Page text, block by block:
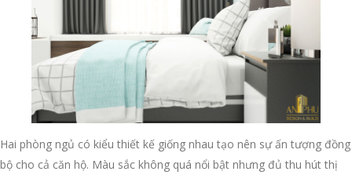
Hai phòng ngủ có kiểu thiết kế giống nhau tạo nên sự ấn tượng đồng
bộ cho cả căn hộ. Màu sắc không quá nổi bật nhưng đủ thu hút thị